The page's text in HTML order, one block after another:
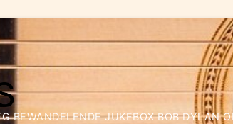
BEWANDELENDE JUKEBOX BOB DYLAN